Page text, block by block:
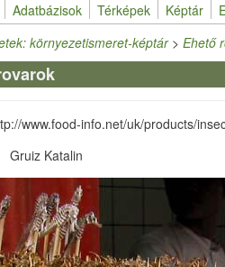
Adatbázisok Térképek Képtár
környezetismeret-képtár>Ehető
www.food-info.net/uk/products/
Gruiz Katalin